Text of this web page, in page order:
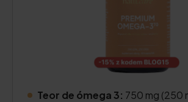
Teor de ómega 3: 750 mg (250